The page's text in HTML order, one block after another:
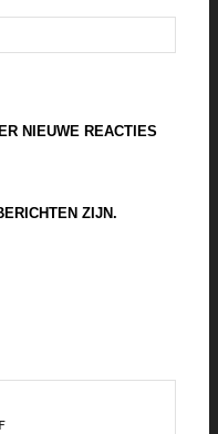
NIEUWE REACTIES
ZIJN.